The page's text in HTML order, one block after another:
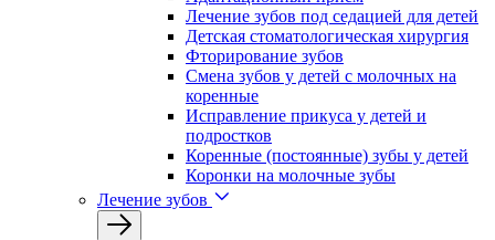
Лечение зубов под седацией для детей
Детская стоматологическая хирургия
Фторирование зубов
Смена зубов у детей с молочных на
коренные
Исправление прикуса у детей и
подростков
Коренные (постоянные) зубы у детей
Коронки на молочные зубы
Лечение зубов